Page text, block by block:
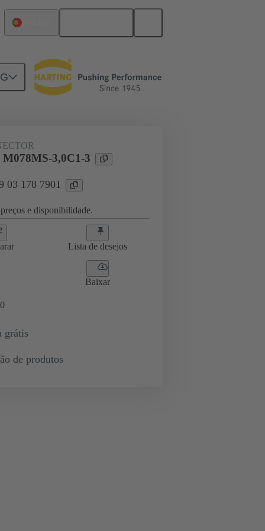
connection 09 03 178 7901
3,0C1-3
03 178 7901
e disponibilidade.
Lista de desejos
Baixar
0
grátis
de produtos